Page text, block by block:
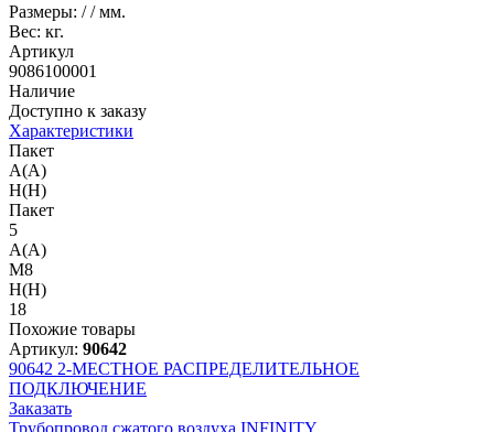
Размеры: //мм.
Вес: кг.
Артикул
9086100001
Наличие
Доступно к заказу
Характеристики
Пакет
A(A)
H(H)
Пакет
5
A(A)
M8
H(H)
18
Похожие товары
Артикул: 90642
90642 2-МЕСТНОЕ РАСПРЕДЕЛИТЕЛЬНОЕ
ПОДКЛЮЧЕНИЕ
Заказать
Трубопровод сжатого воздуха INFINITY